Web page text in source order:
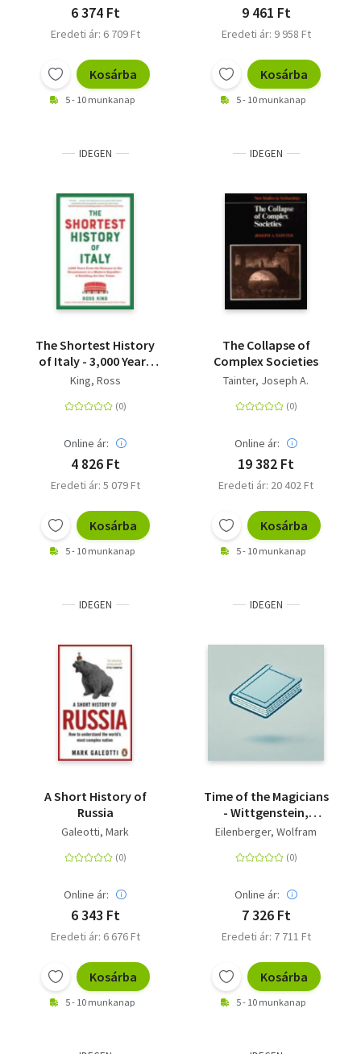
6 374 Ft
Eredeti ár: 6 709 Ft
Kosárba
5 - 10 munkanap
9 461 Ft
Eredeti ár: 9 958 Ft
Kosárba
5 - 10 munkanap
IDEGEN
The Shortest History
of Italy - 3,000 Years
from the Romans to
Modern Republic - A
Times
King, Ross
Online ár:
4 826 Ft
Eredeti ár: 5 079 Ft
Kosárba
5 - 10 munkanap
IDEGEN
The Collapse of
Complex Societies
Tainter, Joseph A.
Online ár:
19 382 Ft
Eredeti ár: 20 402 Ft
Kosárba
5 - 10 munkanap
IDEGEN
A Short History of
Russia
Galeotti, Mark
Online ár:
6 343 Ft
Eredeti ár: 6 676 Ft
Kosárba
5 - 10 munkanap
IDEGEN
Time of the Magicians
- Wittgenstein,
Benjamin, Cassirer,
Great Decade of
Eilenberger, Wolfram
Online ár:
7 326 Ft
Eredeti ár: 7 711 Ft
Kosárba
5 - 10 munkanap